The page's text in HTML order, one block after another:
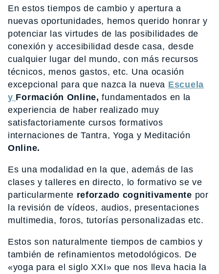
En estos tiempos de cambio y apertura a
nuevas oportunidades, hemos querido honrar y
potenciar las virtudes de las posibilidades de
conexión y accesibilidad desde casa, desde
cualquier lugar del mundo, con más recursos
técnicos, menos gastos, etc. Una ocasión
excepcional para que nazca la nueva Escuela
y Formación Online, fundamentados en la
experiencia de haber realizado muy
satisfactoriamente cursos formativos
internaciones de Tantra, Yoga y Meditación
Online.
Es una modalidad en la que, además de las
clases y talleres en directo, lo formativo se ve
particularmente reforzado cognitivamente por
la revisión de vídeos, audios, presentaciones
multimedia, foros, tutorías personalizadas etc.
Estos son naturalmente tiempos de cambios y
también de refinamientos metodológicos. De
«yoga para el siglo XXI» que nos lleva hacia la